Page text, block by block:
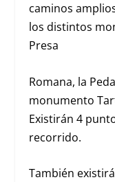
caminos
los distintos
Presa
Romana, la
monumento
Existirán 4
recorrido.
También